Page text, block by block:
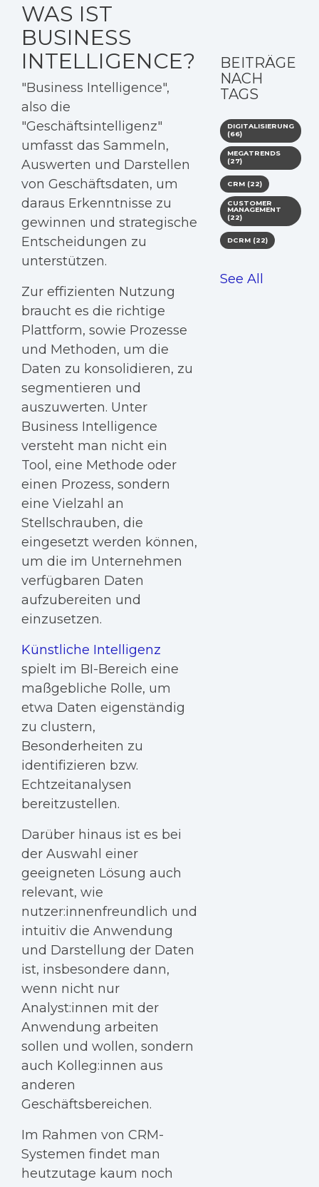
WAS IST
BUSINESS
INTELLIGENCE?
"Business Intelligence",
also die
"Geschäftsintelligenz"
umfasst das Sammeln,
Auswerten und Darstellen
von Geschäftsdaten, um
daraus Erkenntnisse zu
gewinnen und strategische
Entscheidungen zu
unterstützen.
Zur effizienten Nutzung
braucht es die richtige
Plattform, sowie Prozesse
und Methoden, um die
Daten zu konsolidieren, zu
segmentieren und
auszuwerten. Unter
Business Intelligence
versteht man nicht ein
Tool, eine Methode oder
einen Prozess, sondern
eine Vielzahl an
Stellschrauben, die
eingesetzt werden können,
um die im Unternehmen
verfügbaren Daten
aufzubereiten und
einzusetzen.
Künstliche Intelligenz
spielt im BI-Bereich eine
maßgebliche Rolle, um
etwa Daten eigenständig
zu clustern,
Besonderheiten zu
identifizieren bzw.
Echtzeitanalysen
bereitzustellen.
Darüber hinaus ist es bei
der Auswahl einer
geeigneten Lösung auch
relevant, wie
nutzer:innenfreundlich und
intuitiv die Anwendung
und Darstellung der Daten
ist, insbesondere dann,
wenn nicht nur
Analyst:innen mit der
Anwendung arbeiten
sollen und wollen, sondern
auch Kolleg:innen aus
anderen
Geschäftsbereichen.
Im Rahmen von CRM-
Systemen findet man
heutzutage kaum noch
BEITRÄGE
NACH
TAGS
DIGITALISIERUNG
(66)
MEGATRENDS
(27)
CRM (22)
CUSTOMER
MANAGEMENT
(22)
DCRM (22)
See All